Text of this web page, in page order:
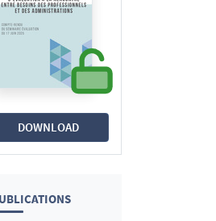
DOWNLOAD